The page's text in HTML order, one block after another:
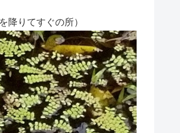
降りてすぐの所）